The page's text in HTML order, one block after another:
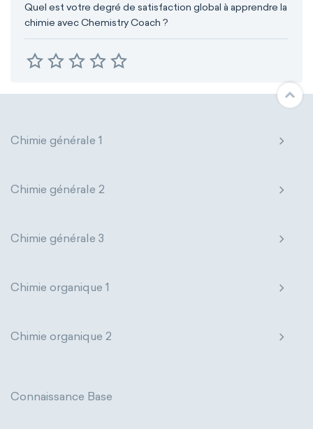
Quel est votre degré de satisfaction global à apprendre la
chimie avec Chemistry Coach ?
Chimie générale 1
Chimie générale 2
Chimie générale 3
Chimie organique 1
Chimie organique 2
Connaissance Base